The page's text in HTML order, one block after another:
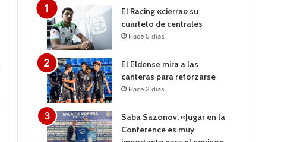
El Racing «cierra» su
cuarteto de centrales
Hace 5 días
El Eldense mira a las
canteras para reforzarse
Hace 3 días
Saba Sazonov: «Jugar en la
Conference es muy